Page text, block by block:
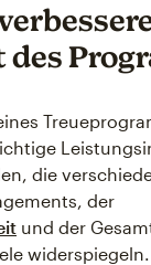
die
der
und der